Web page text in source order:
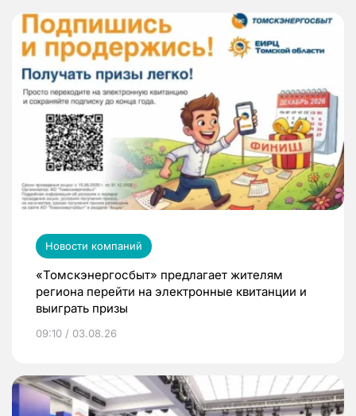
Новости компаний
«Томскэнергосбыт» предлагает жителям
региона перейти на электронные квитанции и
выиграть призы
09:10 / 03.08.26